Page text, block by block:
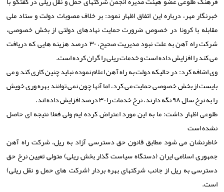
خبرنگار مهر، درباره این اتفاق اظهار نمود: بر خلاف مصوبات دولت و ستاد ملی
مقابله با کرونا در خصوص ضرورت حمایت نهادهای دولتی از بخش خصوصی،
شرکت راه آهن به علت نبود مدیریت صحیح، ۳۰ درصد هزینه هایی که دریافت
می کند را افزایش داده است و خدمات ریلی را گران کرده است.
وی اضافه کرد: در حالیکه دولت به راه آهن اعلام نموده نباید چنین کاری کند و می
بایست از بخش خصوصی حمایت می کرد، اما آنها چون نمی توانند بهره وری خویش
را به نرخ سال ۹۸ نگه دارند، نرخ خدمات را ۳۰ درصد افزایش داده اند.
طلوعی اظهار داشت: ما به این مورد اعتراض کرده ایم ولی فعلا نتیجه ای حاصل
نشده است
خاطرنشان می شود مطابق قانون حق دسترسی آزاد به ریل، شرکت راه آهن
جمهوری اسلامی ایران (دستگاه سیاست گذار بخش ریلی) متولی تعیین نرخ حق
دسترسی به ریل از جانب شرکتهای بهره بردار (شرکت های حمل و نقل ریلی)
است.